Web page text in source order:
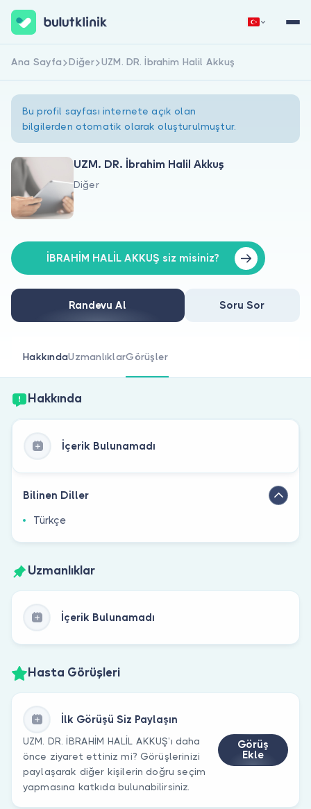
Hakkımızda
Doktorlar için
Doktor musunuz?
Hemen Kaydol Giriş Yap
Ana Sayfa Diğer UZM. DR. İbrahim Halil Akkuş
Bu profil sayfası internete açık olan
bilgilerden otomatik olarak oluşturulmuştur.
UZM. DR. İbrahim Halil Akkuş
Diğer
İBRAHİM HALİL AKKUŞ siz misiniz?
Randevu Al Soru Sor
HakkındaUzmanlıklarGörüşler
Hakkında
İçerik Bulunamadı
Bilinen Diller
Türkçe
Uzmanlıklar
İçerik Bulunamadı
Hasta Görüşleri
İlk Görüşü Siz Paylaşın
UZM. DR. İBRAHİM HALİL AKKUŞ’ı daha
önce ziyaret ettiniz mi? Görüşlerinizi
paylaşarak diğer kişilerin doğru seçim
yapmasına katkıda bulunabilirsiniz.
Görüş
Ekle